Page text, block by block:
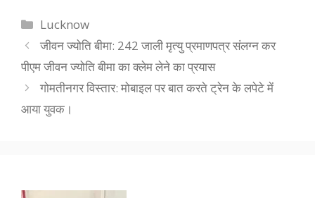
Categories
Lucknow
जीवन ज्योति बीमा: 242 जाली मृत्यु प्रमाणपत्र संलग्न कर
पीएम जीवन ज्योति बीमा का क्लेम लेने का प्रयास
गोमतीनगर विस्तार: मोबाइल पर बात करते ट्रेन के लपेटे में
आया युवक।